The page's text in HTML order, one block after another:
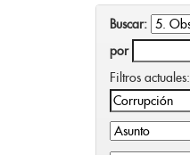
Buscar:
por
Filtros actuales: